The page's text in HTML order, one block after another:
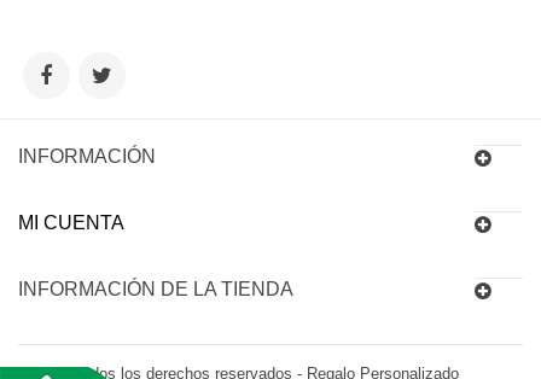
INFORMACIÓN
MI CUENTA
INFORMACIÓN DE LA TIENDA
© 2016 Todos los derechos reservados - Regalo Personalizado